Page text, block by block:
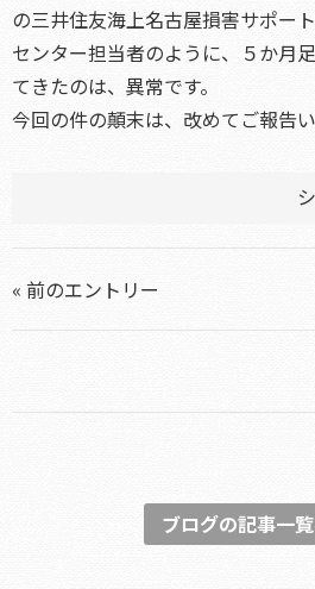
の三井住友海上名古屋損害サポー
センター担当者のように、５か月
てきたのは、異常です。
今回の件の顛末は、改めてご報告い
« 前のエントリー
ブログの記事一